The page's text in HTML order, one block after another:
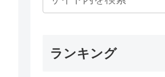
ランキング